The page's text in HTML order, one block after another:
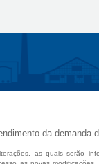
da demanda
as quais serão